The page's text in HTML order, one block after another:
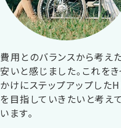
費用とのバランスから考え
安いと感じました。これをき
かけにステップアップした
を目指していきたいと考えて
います。